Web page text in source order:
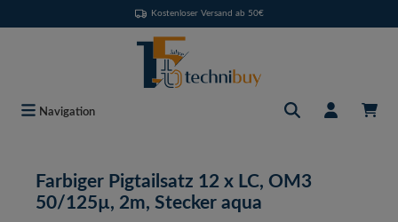
Kostenloser Versand ab 50€
Navigation
Farbiger Pigtailsatz 12 x LC, OM3
50/125µ, 2m, Stecker aqua